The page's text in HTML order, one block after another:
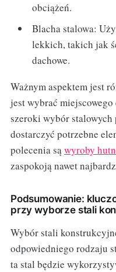
obciążeń.
Blacha stalowa:
lekkich, takich jak
dachowe.
Ważnym aspektem jest
jest wybrać
szeroki wybór
dostarczyć potrzebne
polecenia sąwyroby
zaspokoją nawet
Podsumowanie:
przy wyborze stali
Wybór stali
odpowiedniego rodzaju
ta stal będzie